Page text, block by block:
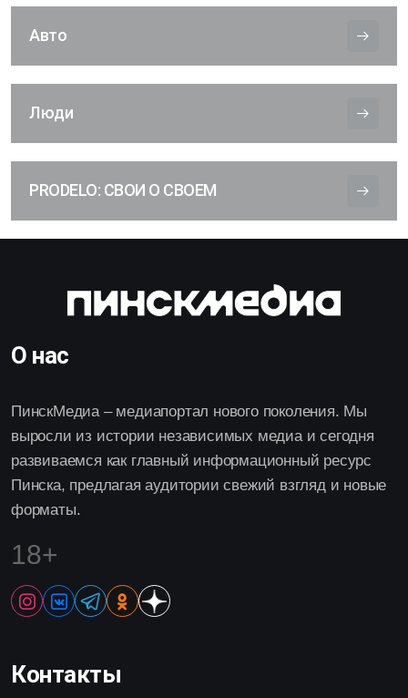
Авто
Люди
PRODELO: СВОИ О СВОЕМ
О нас
ПинскМедиа – медиапортал нового поколения. Мы
выросли из истории независимых медиа и сегодня
развиваемся как главный информационный ресурс
Пинска, предлагая аудитории свежий взгляд и новые
форматы.
18+
Контакты